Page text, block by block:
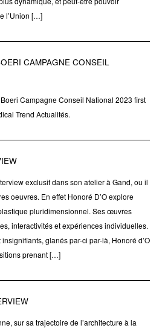
l’Union […]
CAMPAGNE CONSEIL
Campagne Conseil National 2023 first
Trend Actualités.
exclusif dans son atelier à Gand, ou il
oeuvres. En effet Honoré D’O explore
pluridimensionnel. Ses œuvres
interactivités et expériences individuelles.
glanés par-ci par-là, Honoré d’O
prenant […]
sur sa trajectoire de l’architecture à la